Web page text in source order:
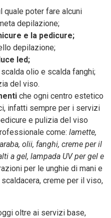
quale poter fare alcuni
depilazione;
e la pedicure;
depilazione;
led;
scalda olio e scalda fanghi;
del viso.
che ogni centro estetico
infatti sempre per i servizi
e pulizia del viso
come: lamette,
olii, fanghi, creme per il
a gel, lampada UV per gel e
per le unghie di mani e
creme per il viso,
oltre ai servizi base,